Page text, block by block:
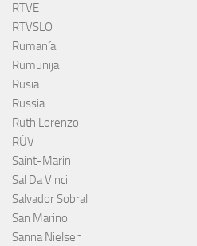
RTVE
RTVSLO
Rumanía
Rumunija
Rusia
Russia
Ruth Lorenzo
RÚV
Saint-Marin
Sal Da Vinci
Salvador Sobral
San Marino
Sanna Nielsen